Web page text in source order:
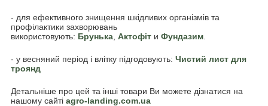
- для ефективного знищення шкідливих організмів та
профілактики захворювань
використовують: Брунька Актофіт и Фундазим
- у весняний період і влітку підгодовують: Чистий лист для
троянд
Детальніше про цей та інші товари Ви можете дізнатися на
нашому сайті agro-landing.com.ua